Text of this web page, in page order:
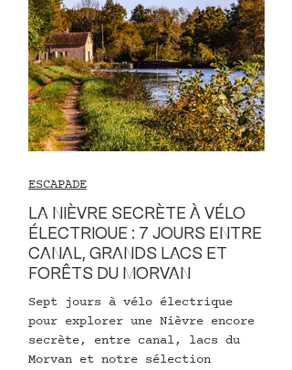
LA NIÈVRE SECRÈTE À VÉLO
ÉLECTRIQUE : 7 JOURS ENTRE
CANAL, GRANDS LACS ET
FORÊTS DU MORVAN
Sept jours à vélo électrique
pour explorer une Nièvre encore
secrète, entre canal, lacs du
Morvan et notre sélection
ESCAPADE